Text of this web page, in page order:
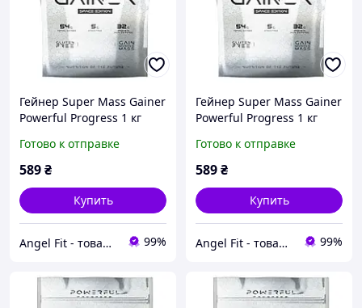
Гейнер Super Mass Gainer
Powerful Progress 1 кг
Готово к отправке
589₴
Купить
Angel Fit - товари для здоров'я, спорту та активного життя 99%
Гейнер Super Mass Gainer
Powerful Progress 1 кг
Готово к отправке
589₴
Купить
Angel Fit - товари для здоров'я, спорту та активного життя 99%